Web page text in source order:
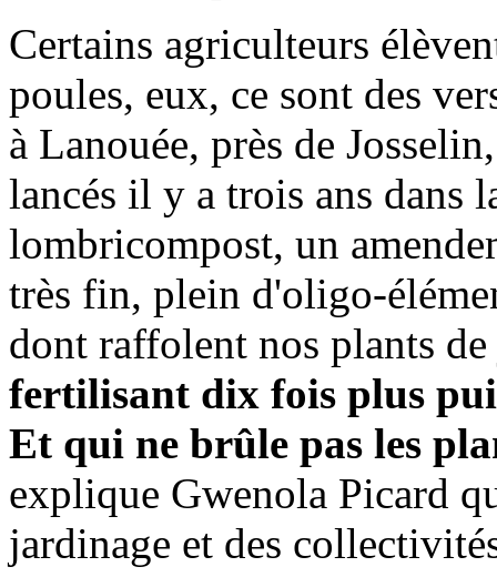
Certains agriculteurs
poules, eux, ce sont des
à Lanouée, près de
lancés il y a trois ans dans
lombricompost, un
très fin, plein d'oligo-
dont raffolent nos plants
fertilisant dix fois plus
Et qui ne brûle pas les
explique Gwenola Picard
jardinage et des